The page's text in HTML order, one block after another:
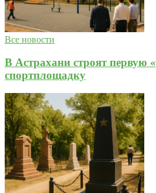
Все новости
В Астрахани строят первую
спортплощадку